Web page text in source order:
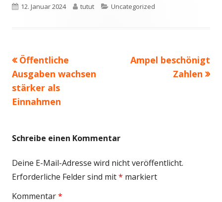
Veröffentlicht
12. Januar 2024 Autor
tutut Kategorien
Uncategorized
Beitragsnavigation
Vorheriger
Beitrag:
Öffentliche
Ausgaben wachsen
stärker als
Einnahmen
Nächster
Ampel beschönigt
Zahlen
Schreibe einen Kommentar
Deine E-Mail-Adresse wird nicht veröffentlicht.
Erforderliche Felder sind mit* markiert
Kommentar*